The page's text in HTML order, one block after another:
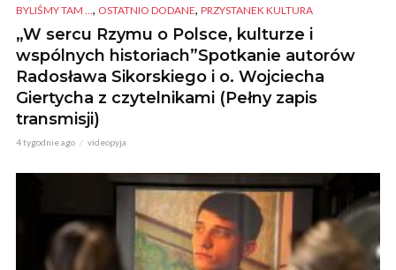
BYLIŚMY TAM ..., OSTATNIO DODANE, PRZYSTANEK KULTURA
„W sercu Rzymu o Polsce, kulturze i
wspólnych historiach”Spotkanie autorów
Radosława Sikorskiego i o. Wojciecha
Giertycha z czytelnikami (Pełny zapis
transmisji)
4 tygodnie ago videopyja